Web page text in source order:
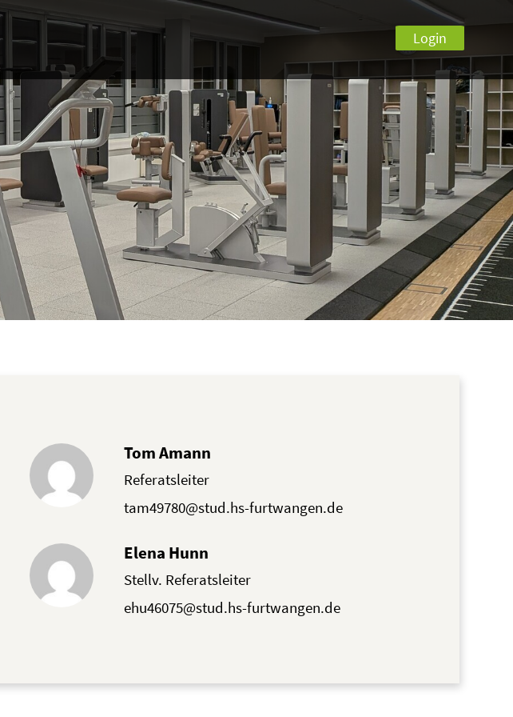
Login
Tom Amann
Referatsleiter
tam49780@stud.hs-furtwangen.de
Elena Hunn
Stellv. Referatsleiter
ehu46075@stud.hs-furtwangen.de